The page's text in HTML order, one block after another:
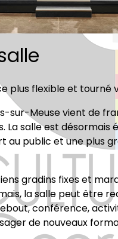
plus flexible et tourné
sur-Meuse vient de
salle est désormais
public et une plus
gradins fixes et
la salle peut être
conférence,
de nouveaux